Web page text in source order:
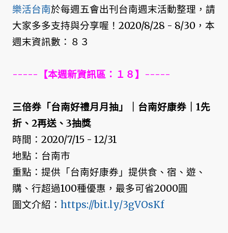
樂活台南於每週五會出刊台南週末活動整理，請
大家多多支持與分享喔！2020/8/28 - 8/30，本
週末資訊數：８３
-----【本週新資訊區：１８】-----
三倍券「台南好禮月月抽」｜台南好康券｜1先
折、2再送、3抽獎
時間：2020/7/15 - 12/31
地點：台南市
重點：提供「台南好康券」提供食、宿、遊、
購、行超過100種優惠，最多可省2000圓
圖文介紹： https://bit.ly/3gVOsKf